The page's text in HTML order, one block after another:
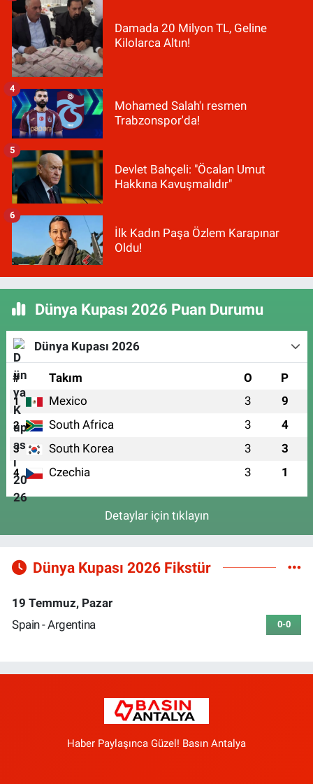
Damada 20 Milyon TL, Geline
Kilolarca Altın!
Mohamed Salah'ı resmen
Trabzonspor'da!
4
Devlet Bahçeli: "Öcalan Umut
Hakkına Kavuşmalıdır"
5
İlk Kadın Paşa Özlem Karapınar
Oldu!
6
Dünya Kupası 2026 Puan Durumu
Dünya Kupası 2026
# Takım O P
1 Mexico 3 9
2 South Africa 3 4
3 South Korea 3 3
4 Czechia 3 1
Detaylar için tıklayın
Dünya Kupası 2026 Fikstür
19 Temmuz, Pazar
Spain - Argentina
0-0
Haber Paylaşınca Güzel! Basın Antalya